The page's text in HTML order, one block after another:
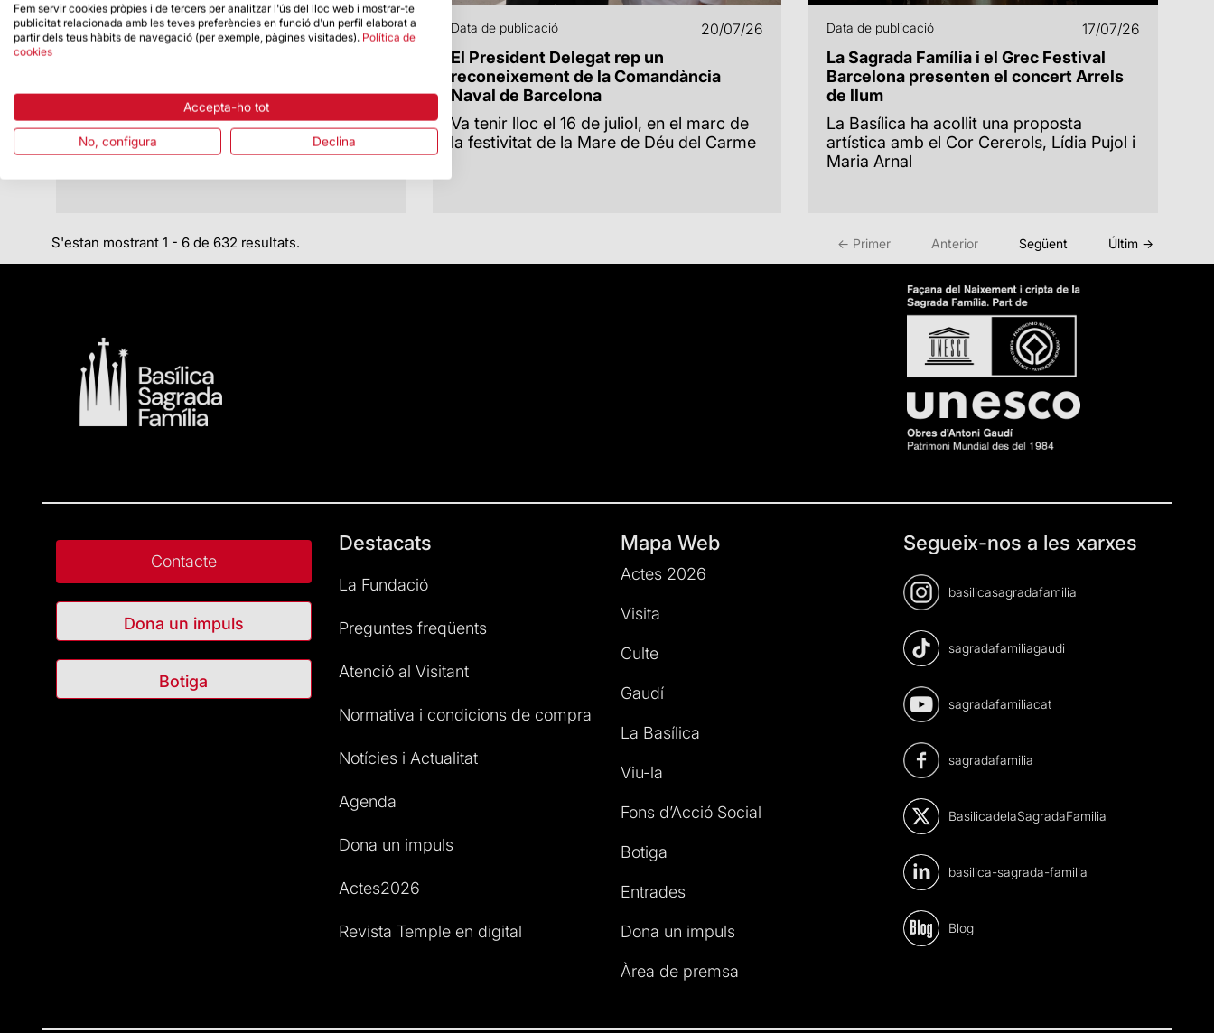
Data de publicació 24/07/26
completar l’exterior de la torre de
La grua concentra ara la seva activitat en
les torres de la façana de la Glòria
Data de publicació 20/07/26
El President Delegat rep un
reconeixement de la Comandància
Naval de Barcelona
Va tenir lloc el 16 de juliol, en el marc de
la festivitat de la Mare de Déu del Carme
Data de publicació 17/07/26
La Sagrada Família i el Grec Festival
Barcelona presenten el concert Arrels
de llum
La Basílica ha acollit una proposta
artística amb el Cor Cererols, Lídia Pujol i
Maria Arnal
S'estan mostrant 1 - 6 de 632 resultats. ← Primer Anterior Següent Últim →
Contacte
Dona un impuls
Botiga
Destacats
La Fundació
Preguntes freqüents
Atenció al Visitant
Normativa i condicions de compra
Notícies i Actualitat
Agenda
Dona un impuls
Actes2026
Revista Temple en digital
Mapa Web
Actes 2026
Visita
Culte
Gaudí
La Basílica
Viu-la
Fons d’Acció Social
Botiga
Entrades
Dona un impuls
Àrea de premsa
Segueix-nos a les xarxes
basilicasagradafamilia
sagradafamiliagaudi
sagradafamiliacat
sagradafamilia
BasilicadelaSagradaFamilia
basilica-sagrada-familia
Blog
Fem servir cookies pròpies i de tercers per analitzar l'ús del lloc web i mostrar-te
publicitat relacionada amb les teves preferències en funció d'un perfil elaborat a
partir dels teus hàbits de navegació (per exemple, pàgines visitades). Política de
cookies
Accepta-ho tot
No, configura Declina